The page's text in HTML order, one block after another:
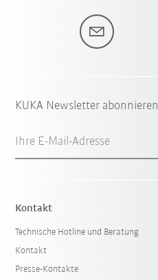
KUKA Newsletter abonnieren
Ihre E-Mail-Adresse
Kontakt
Technische Hotline und Beratung
Kontakt
Presse-Kontakte